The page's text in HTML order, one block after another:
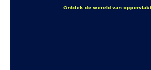
Ontdek de wereld van